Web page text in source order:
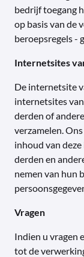
bedrijf toegang
op basis van de
beroepsregels -
Internetsites
De internetsite
internetsites
derden of
verzamelen.
inhoud van
derden en
nemen van hun
Vragen
Indien u vragen
tot de